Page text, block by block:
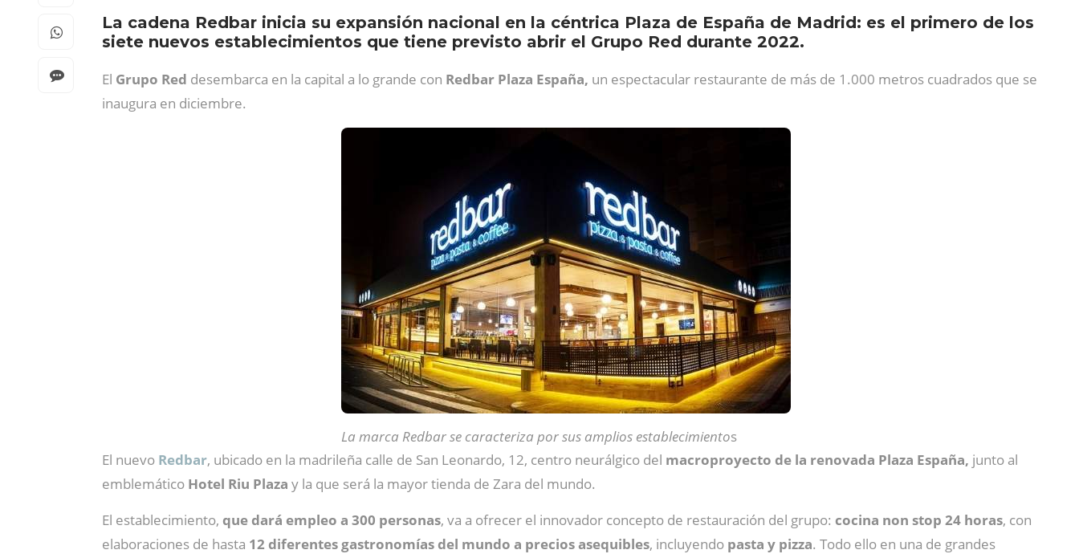
La cadena Redbar inicia su expansión nacional en la céntrica Plaza de España de Madrid: es el primero de los
siete nuevos establecimientos que tiene previsto abrir el Grupo Red durante 2022.
El Grupo Red desembarca en la capital a lo grande con Redbar Plaza España, un espectacular restaurante de más de 1.000 metros cuadrados que se
inaugura en diciembre.
La marca Redbar se caracteriza por sus amplios establecimientos
El nuevo Redbar, ubicado en la madrileña calle de San Leonardo, 12, centro neurálgico del macroproyecto de la renovada Plaza España, junto al
emblemático Hotel Riu Plaza y la que será la mayor tienda de Zara del mundo.
El establecimiento, que dará empleo a 300 personas, va a ofrecer el innovador concepto de restauración del grupo: cocina non stop 24 horas, con
elaboraciones de hasta 12 diferentes gastronomías del mundo a precios asequibles, incluyendo pasta y pizza. Todo ello en una de grandes